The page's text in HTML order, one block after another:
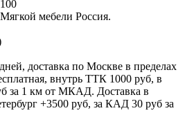
мебели Россия.
доставка по Москве в пределах
внутрь ТТК 1000 руб, в
за 1 км от МКАД. Доставка в
+3500 руб, за КАД 30 руб за